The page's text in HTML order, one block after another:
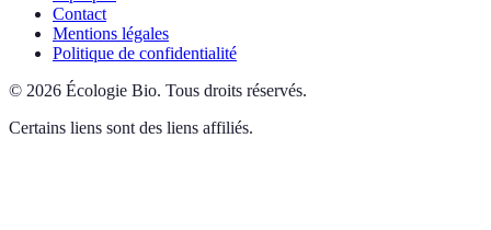
Contact
Mentions légales
Politique de confidentialité
© 2026 Écologie Bio. Tous droits réservés.
Certains liens sont des liens affiliés.